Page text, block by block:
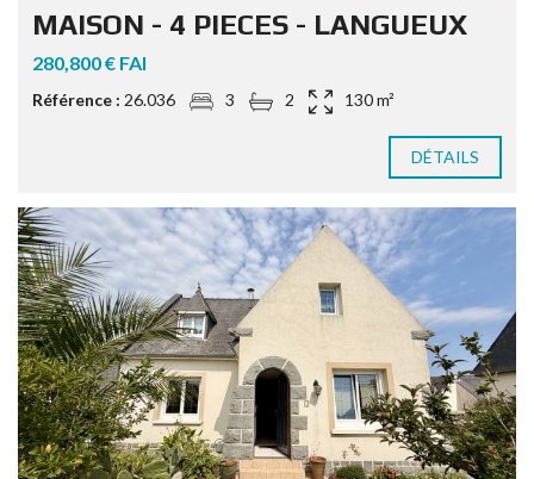
MAISON - 4 PIECES - LANGUEUX
280,800 € FAI
Référence : 26.036 3 2 130 m²
DÉTAILS